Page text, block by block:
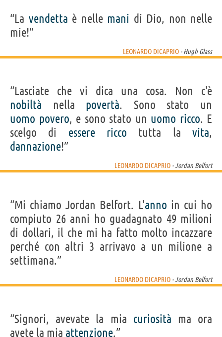
“La vendetta è nelle mani di Dio, non nelle
mie!”
LEONARDO DICAPRIO - Hugh Glass
“Lasciate che vi dica una cosa. Non c'è
nobiltà nella povertà. Sono stato un
uomo povero, e sono stato un uomo ricco. E
scelgo di essere ricco tutta lavita,
dannazione!”
LEONARDO DICAPRIO - Jordan Belfort
“Mi chiamo Jordan Belfort. L'anno in cui ho
compiuto 26 anni ho guadagnato 49 milioni
di dollari, il che mi ha fatto molto incazzare
perché con altri 3 arrivavo a un milione a
settimana.”
LEONARDO DICAPRIO - Jordan Belfort
“Signori, avevate la mia curiosità ma ora
avete la mia attenzione.”